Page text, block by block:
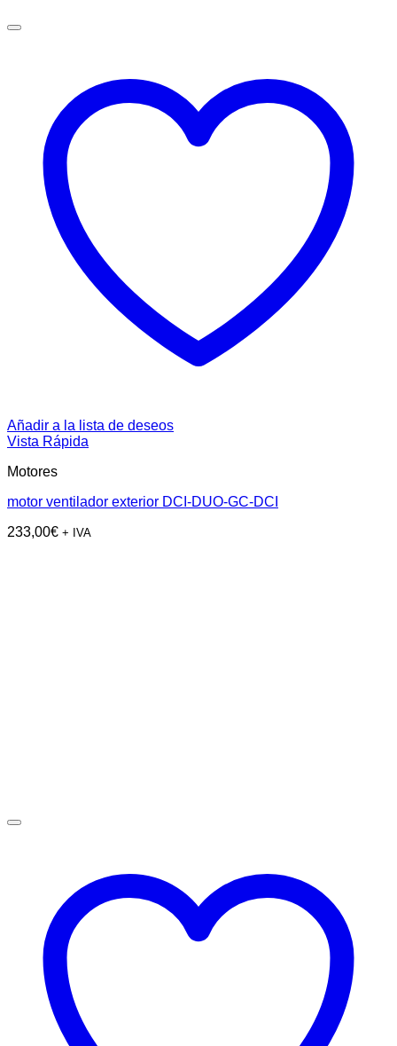
Añadir a la lista de deseos
Vista Rápida
Motores
motor ventilador exterior DCI-DUO-GC-DCI
233,00€ + IVA